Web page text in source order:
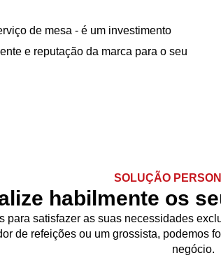
de mesa - é um investimento
e reputação da marca para o seu
SOLUÇÃO
habilmente os
satisfazer as suas necessidades
de refeições ou um grossista,
negócio.